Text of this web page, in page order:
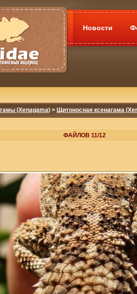
Новости
(Xenagama) > Щитоносная ксенагама
ФАЙЛОВ 11/12